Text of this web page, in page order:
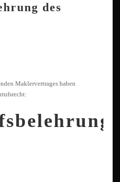
des
Maklervertrages haben